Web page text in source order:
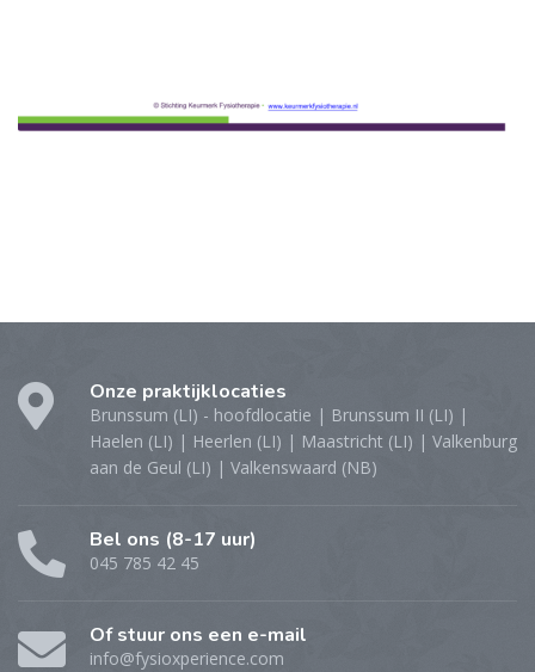
Onze praktijklocaties
Brunssum (LI) - hoofdlocatie | Brunssum II (LI) |
Haelen (LI) | Heerlen (LI) | Maastricht (LI) | Valkenburg
aan de Geul (LI) | Valkenswaard (NB)
Bel ons (8-17 uur)
045 785 42 45
Of stuur ons een e-mail
info@fysioxperience.com